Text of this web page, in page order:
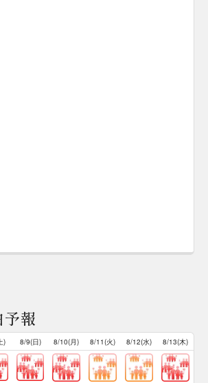
報
) 8/9(日) 8/10(月) 8/11(火) 8/12(水) 8/13(木)